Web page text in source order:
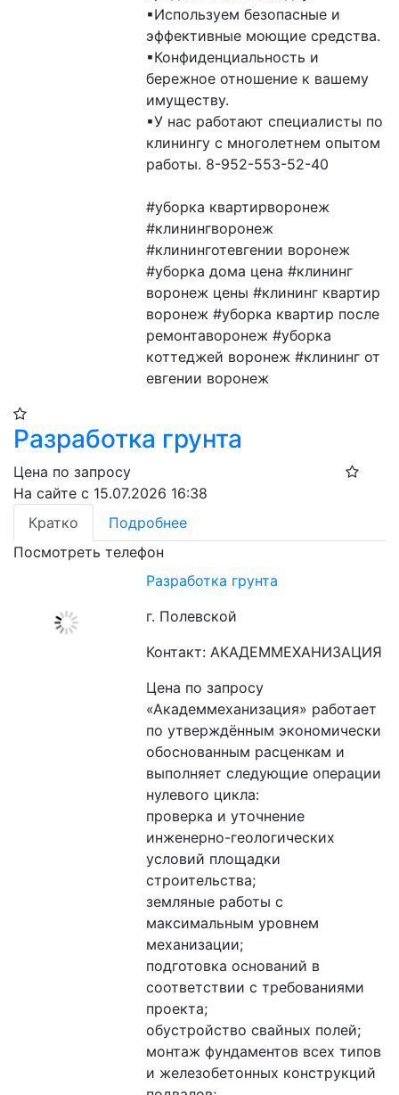
▪Используем безопасные и
эффективные моющие средства.
▪Конфиденциальность и
бережное отношение к вашему
имуществу.
▪У нас работают специалисты по
клинингу с многолетнем опытом
работы. 8-952-553-52-40
#уборка квартирворонеж
#клинингворонеж
#клининготевгении воронеж
#уборка дома цена #клининг
воронеж цены #клининг квартир
воронеж #уборка квартир после
ремонтаворонеж #уборка
коттеджей воронеж #клининг от
евгении воронеж
Разработка грунта
Цена по запросу
На сайте с 15.07.2026 16:38
Кратко
Подробнее
Посмотреть телефон
Разработка грунта
г. Полевской
Контакт: АКАДЕММЕХАНИЗАЦИЯ
Цена по запросу
«Академмеханизация» работает
по утверждённым экономически
обоснованным расценкам и
выполняет следующие операции
нулевого цикла:
проверка и уточнение
инженерно-геологических
условий площадки
строительства;
земляные работы с
максимальным уровнем
механизации;
подготовка оснований в
соответствии с требованиями
проекта;
обустройство свайных полей;
монтаж фундаментов всех типов
и железобетонных конструкций